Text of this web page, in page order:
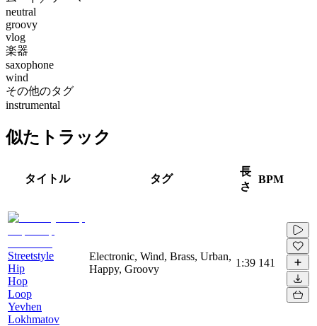
neutral
groovy
vlog
楽器
saxophone
wind
その他のタグ
instrumental
似たトラック
タイトル タグ
長
さ
BPM
Streetstyle
Hip
Hop
Loop
Yevhen
Lokhmatov
Electronic, Wind, Brass, Urban,
Happy, Groovy
1:39 141